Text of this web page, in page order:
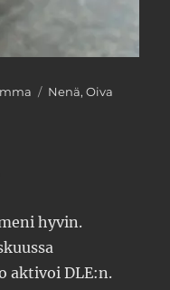
Avainsanat
Nenä,Oiva
hyvin.
aktivoi DLE:n.